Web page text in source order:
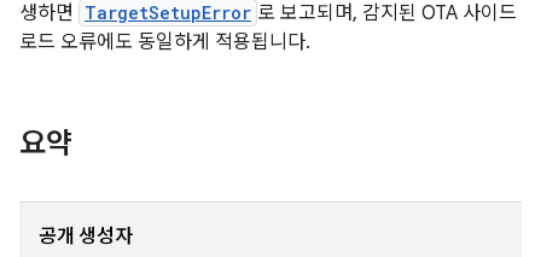
생하면
TargetSetupError 로 보고되며, 감지된 OTA 사이드
로드 오류에도 동일하게 적용됩니다.
요약
공개 생성자